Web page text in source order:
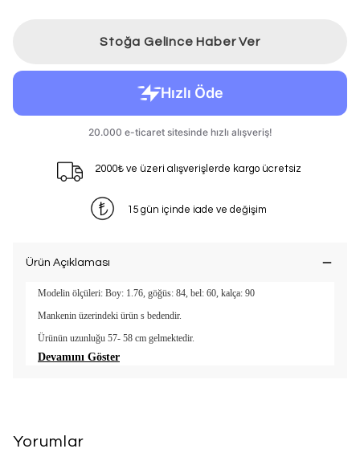
Stoğa Gelince Haber Ver
2000₺ ve üzeri alışverişlerde kargo ücretsiz
15 gün içinde iade ve değişim
Ürün Açıklaması
Modelin ölçüleri: Boy: 1.76, göğüs: 84, bel: 60, kalça: 90
Mankenin üzerindeki ürün s bedendir.
Ürünün uzunluğu 57- 58 cm gelmektedir.
Devamını Göster
Yorumlar